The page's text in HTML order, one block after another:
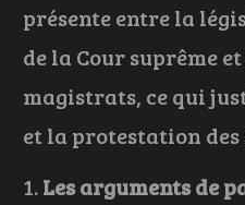
présente entre la
de la Cour suprême
magistrats, ce qui
et la protestation
Les arguments de